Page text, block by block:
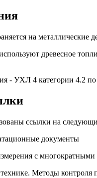
на
древесное
- УХЛ 4 категории 4.2 по
ссылки на
документы
с многократными
Методы контроля